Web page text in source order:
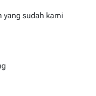
yang sudah kami